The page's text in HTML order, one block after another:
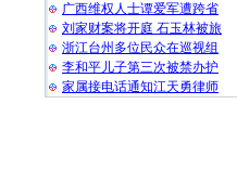
广西维权人士谭爱军遭跨省
刘家财案将开庭 石玉林被旅
浙江台州多位民众在巡视组
李和平儿子第三次被禁办护
家属接电话通知江天勇律师